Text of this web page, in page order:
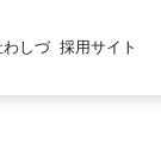
わしづ 採用サイト